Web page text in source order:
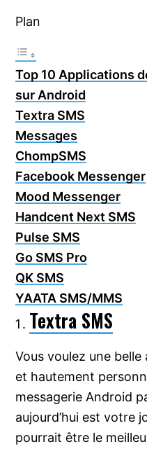
Plan
Top 10 Applications
sur Android
Textra SMS
Messages
ChompSMS
Facebook Messenger
Mood Messenger
Handcent Next SMS
Pulse SMS
Go SMS Pro
QK SMS
YAATA SMS/MMS
Textra SMS
Vous voulez une
et hautement
messagerie Android
aujourd’hui est votre
pourrait être le